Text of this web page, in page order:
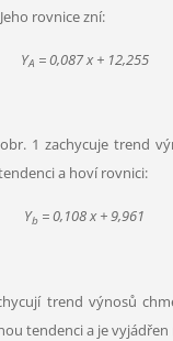
rovnice zní:
YA = 0,087 x + 12,255
1 zachycuje trend
a hoví rovnici:
Yb = 0,108 x + 9,961
trend výnosů
tendenci a je